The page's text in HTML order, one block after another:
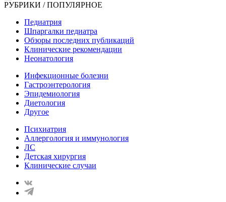
РУБРИКИ / ПОПУЛЯРНОЕ
Педиатрия
Шпаргалки педиатра
Обзоры последних публикаций
Клинические рекомендации
Неонатология
Инфекционные болезни
Гастроэнтерология
Эпидемиология
Диетология
Другое
Психиатрия
Аллергология и иммунология
ЛС
Детская хирургия
Клинические случаи